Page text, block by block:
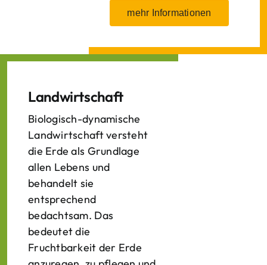
mehr Informationen
Landwirtschaft
Biologisch-dynamische
Landwirtschaft versteht
die Erde als Grundlage
allen Lebens und
behandelt sie
entsprechend
bedachtsam. Das
bedeutet die
Fruchtbarkeit der Erde